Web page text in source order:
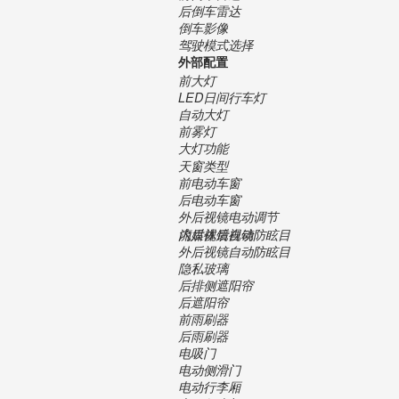
后倒车雷达
倒车影像
驾驶模式选择
外部配置
前大灯
LED日间行车灯
自动大灯
前雾灯
大灯功能
天窗类型
前电动车窗
后电动车窗
外后视镜电动调节
内后视镜自动防眩目
流媒体后视镜
外后视镜自动防眩目
隐私玻璃
后排侧遮阳帘
后遮阳帘
前雨刷器
后雨刷器
电吸门
电动侧滑门
电动行李厢